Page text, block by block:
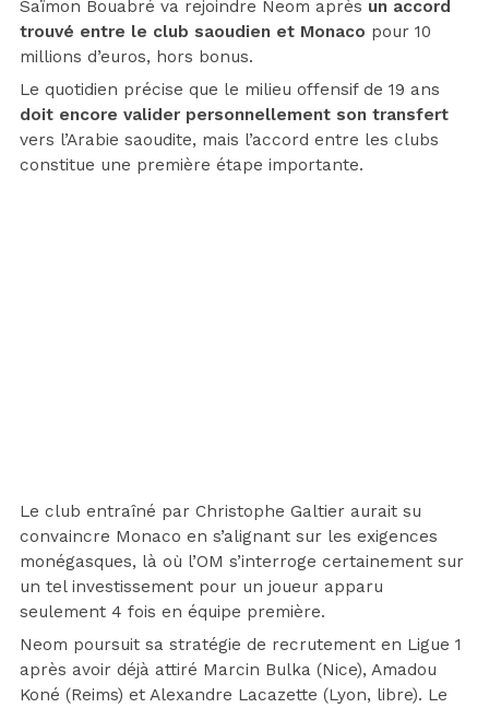
Saïmon Bouabré va rejoindre Neom après un accord
trouvé entre le club saoudien et Monaco pour 10
millions d’euros, hors bonus.
Le quotidien précise que le milieu offensif de 19 ans
doit encore valider personnellement son transfert
vers l’Arabie saoudite, mais l’accord entre les clubs
constitue une première étape importante.
Le club entraîné par Christophe Galtier aurait su
convaincre Monaco en s’alignant sur les exigences
monégasques, là où l’OM s’interroge certainement sur
un tel investissement pour un joueur apparu
seulement 4 fois en équipe première.
Neom poursuit sa stratégie de recrutement en Ligue 1
après avoir déjà attiré Marcin Bulka (Nice), Amadou
Koné (Reims) et Alexandre Lacazette (Lyon, libre). Le